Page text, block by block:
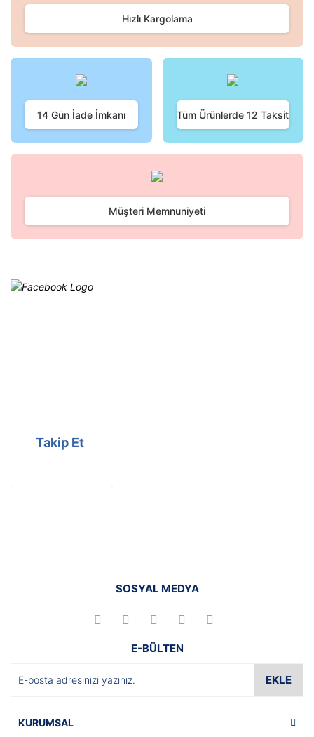
Yorum Yaz
Ürün resmi kalitesiz, bozuk veya görüntülenemiyor.
Bu ürüne benzer farklı alternatifler olmalı.
Gönder
Hızlı Kargolama
14 Gün İade İmkanı Tüm Ürünlerde 12 Taksit
Müşteri Memnuniyeti
Takip Et
SOSYAL MEDYA
E-BÜLTEN
EKLE
KURUMSAL